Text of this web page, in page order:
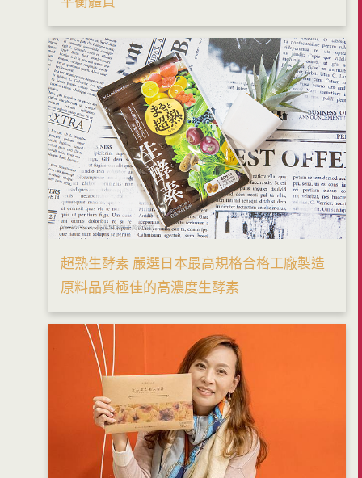
超熟生酵素 嚴選日本最高規格合格工廠製造
原料品質極佳的高濃度生酵素